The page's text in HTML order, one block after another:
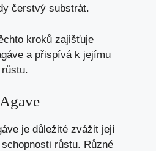
čerstvý substrát.
kroků zajišťuje
a přispívá k jejímu
je důležité zvážit její
růstu. Různé